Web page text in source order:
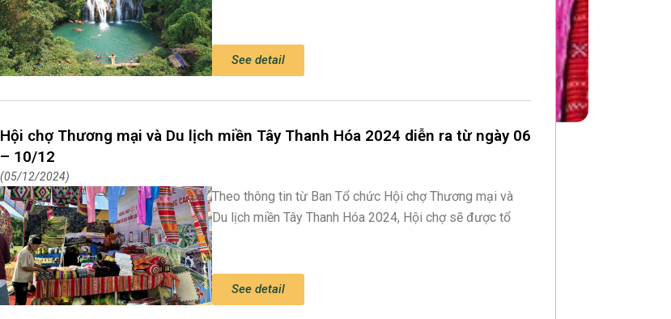
See detail
Hội chợ Thương mại và Du lịch miền Tây Thanh Hóa 2024 diễn ra từ ngày 06
– 10/12
05/12/2024
Theo thông tin từ Ban Tổ chức Hội chợ Thương mại và
Du lịch miền Tây Thanh Hóa 2024, Hội chợ sẽ được tổ
See detail